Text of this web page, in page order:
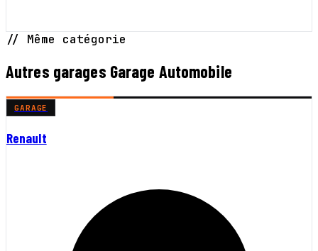
// Même catégorie
Autres garages Garage Automobile
GARAGE
Renault